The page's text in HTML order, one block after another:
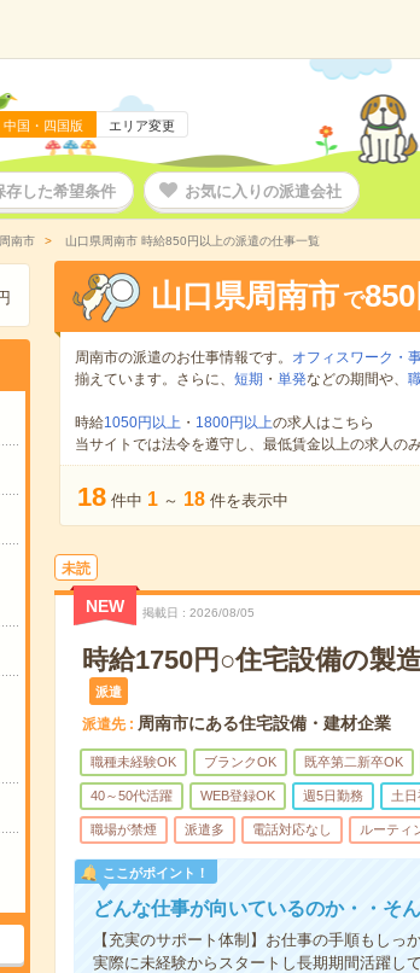
中国・四国版 エリア変更
存した希望条件 お気に入りの派遣会社
南市 山口県周南市 時給850円以上の派遣の仕事一覧
山口県周南市 で
周南市の派遣のお仕事情報です。 オフィスワーク・
揃えています。さらに、 短期 ・ 単発などの期間や、
時給1050円以上・ 1800円以上の求人はこちら
当サイトでは法令を遵守し、最低賃金以上の求人の
18 件中 1 ～ 18 件を表示中
未読
NEW 掲載日 2026/08/05
時給1750円○住宅設備の製
派遣
派遣先 周南市にある住宅設備・建材企業
職種未経験OK ブランクOK 既卒第二新卒OK
40～50代活躍 WEB登録OK 週5日勤務 土日
職場が禁煙 派遣多 電話対応なし ルーティ
ここがポイント！
どんな仕事が向いているのか・・そ
【充実のサポート体制】お仕事の手順もしっ
実際に未経験からスタートし長期期間活躍し